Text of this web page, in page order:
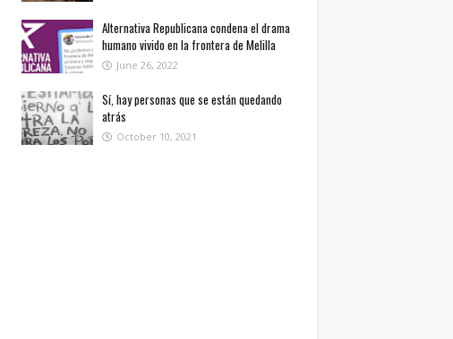
Alternativa Republicana condena el drama
humano vivido en la frontera de Melilla
June 26, 2022
Sí, hay personas que se están quedando
atrás
October 10, 2021